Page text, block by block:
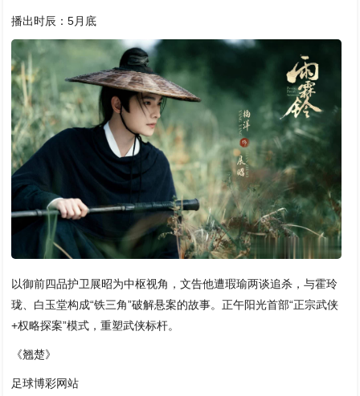
播出时辰：5月底
以御前四品护卫展昭为中枢视角，文告他遭瑕瑜两谈追杀，与霍玲
珑、白玉堂构成“铁三角”破解悬案的故事。正午阳光首部“正宗武侠
+权略探案”模式，重塑武侠标杆。
《翘楚》
足球博彩网站